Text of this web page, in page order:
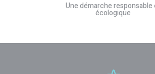
Une démarche responsable
écologique